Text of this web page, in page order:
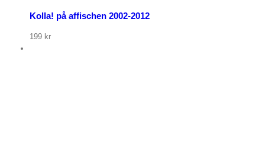
Kolla! på affischen 2002-2012
199 kr